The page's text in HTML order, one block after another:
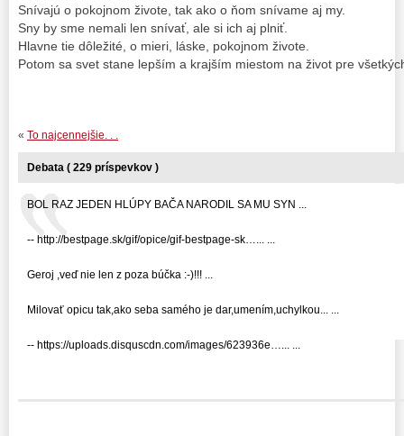
Snívajú o pokojnom živote, tak ako o ňom snívame aj my.
Sny by sme nemali len snívať, ale si ich aj plniť.
Hlavne tie dôležité, o mieri, láske, pokojnom živote.
Potom sa svet stane lepším a krajším miestom na život pre
« To najcennejšie. . .
Debata ( 229 príspevkov )
BOL RAZ JEDEN HLÚPY BAČA NARODIL SA MU SYN ...
-- http://bestpage.sk/gif/opice/gif-bestpage-sk…... ...
Geroj ,veď nie len z poza búčka :-)!!! ...
Milovať opicu tak,ako seba samého je dar,umením,uchylkou... ...
-- https://uploads.disquscdn.com/images/623936e…... ...